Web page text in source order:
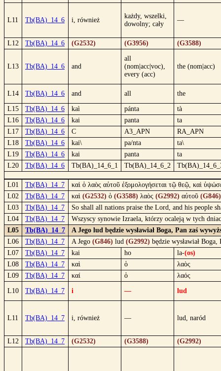
L11 Tb(BA)_14_6 i, również
każdy, wszelki,
dowolny; cały
—
L12 Tb(BA)_14_6 (G2532) (G3956) (G3588)
L13 Tb(BA)_14_6 and
all
(nom|acc|voc),
every (acc)
the (nom|acc)
L14 Tb(BA)_14_6 and all the
L15 Tb(BA)_14_6 kaì pánta
tà
L16
Tb(BA)_14_6 kai panta
ta
L17
Tb(BA)_14_6 C A3_APN
RA_APN
L18
Tb(BA)_14_6 kai\ pa/nta
ta\
L19
Tb(BA)_14_6 kai panta
ta
L20
Tb(BA)_14_6 Tb(BA)_14_6_1 Tb(BA)_14_6_2
L01 Tb(BA)_14_7
καὶ ὁ λαὸς αὐτοῦ ἐξομολογήσεται τῷ θεῷ, καὶ
L02
Tb(BA)_14_7 καὶ (G2532) ὁ (G3588) λαὸς (G2992) αὐτοῦ (G846)
L03
Tb(BA)_14_7
So shall all nations praise the Lord, and his people
L04
Tb(BA)_14_7
Wszyscy synowie Izraela, którzy ocaleją w tych
L05
Tb(BA)_14_7
A Jego lud będzie wysławiał Boga, Pan zaś
L06
Tb(BA)_14_7 A Jego (G846) lud (G2992) będzie wysławiał Boga,
L07
Tb(BA)_14_7 kai ho la-(os)
L08
Tb(BA)_14_7 καὶ ὁ
λαὸς
L09
Tb(BA)_14_7 καί ὁ λαός
L10 Tb(BA)_14_7 i — lud
L11 Tb(BA)_14_7 i, również — lud, naród
L12 Tb(BA)_14_7 (G2532) (G3588) (G2992)